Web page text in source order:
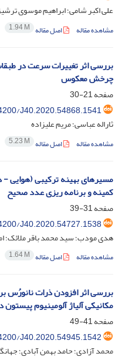
علی اکبر شامی؛ ابراهیم موسوی
مشاهده مقاله اصل مقاله 1.94 M
بررسی اثر تغییرات سرعت در
چرخش معکوس
صفحه21-30
J40.2020.54868.1541
ثاراله عباسی؛ مریم علیزاده
مشاهده مقاله اصل مقاله 5.23 M
مسیرهای بهینه ترکیبی (هوایی -
کمینه و برنامه ریزی عدد صحیح
صفحه31-39
J40.2020.54727.1538
هدی مودب؛ سید محمد باقر ملائک؛
مشاهده مقاله اصل مقاله 1.64 M
بررسی اثر افزودن ذرات
مکانیکی آلیاژ آلومینیوم پیستون
صفحه41-49
J40.2020.54945.1542
محمد آزادی؛ حامد بهمن آبادی؛